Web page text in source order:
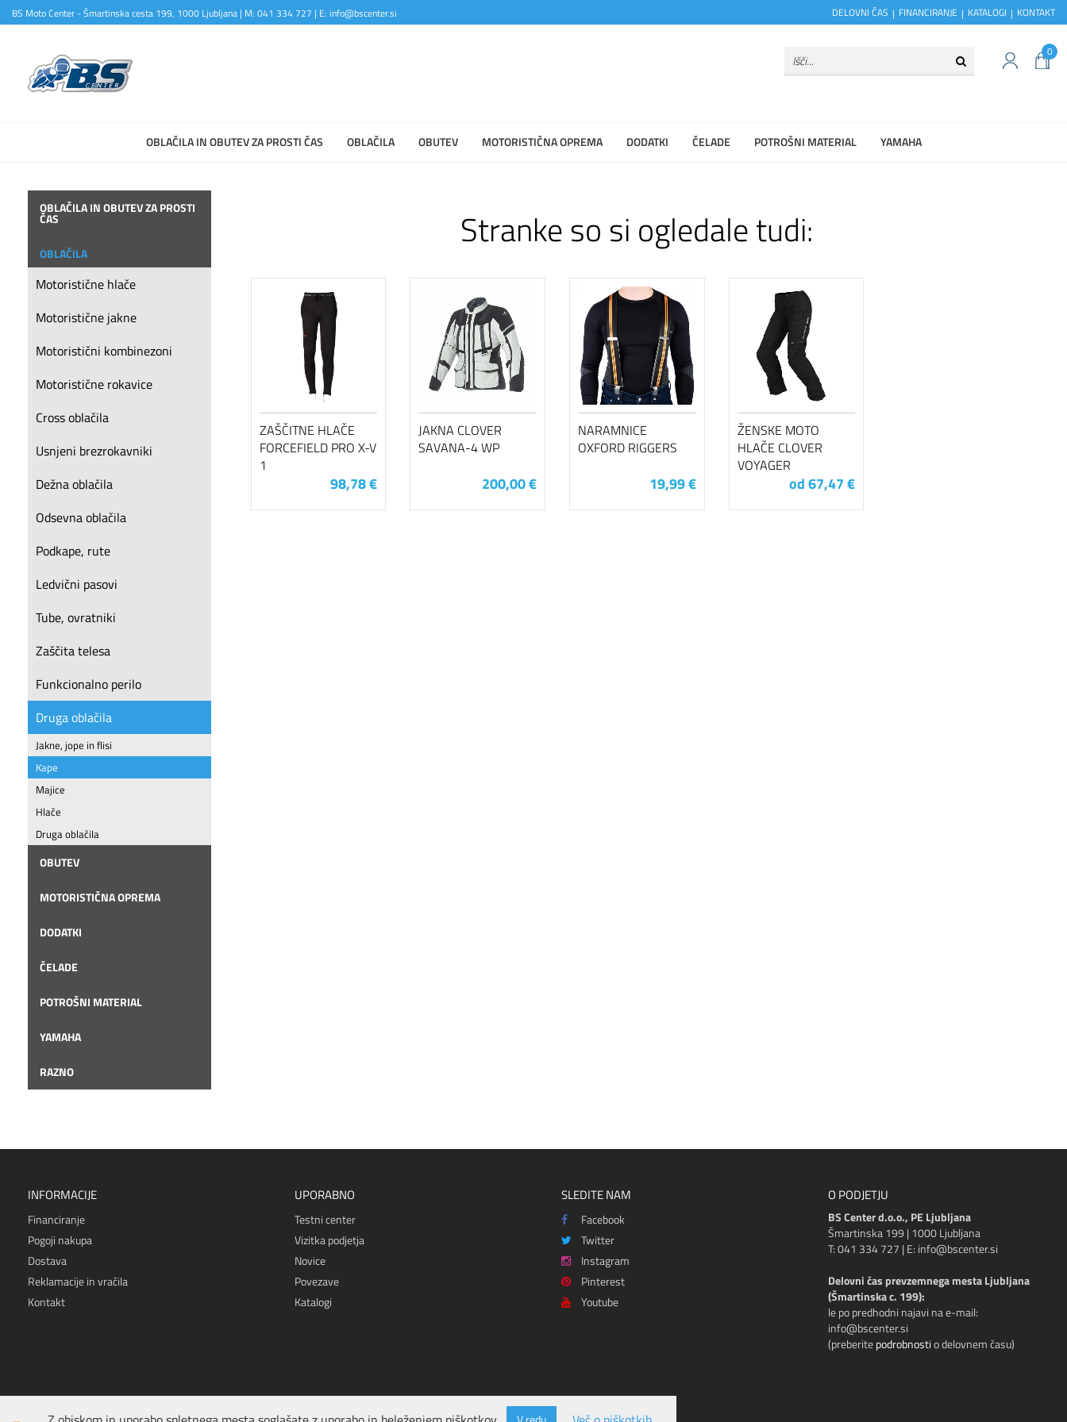
BS Moto Center - Šmartinska cesta 199, 1000 Ljubljana | M: 041 334 727 | E: info@bscenter.si DELOVNI ČAS FINANCIRANJE KATALOGI KONTAKT
0
OBLAČILA IN OBUTEV ZA PROSTI ČAS OBLAČILA OBUTEV MOTORISTIČNA OPREMA DODATKI ČELADE POTROŠNI MATERIAL YAMAHA
OBLAČILA IN OBUTEV ZA PROSTI
ČAS
OBLAČILA
Motoristične hlače
Motoristične jakne
Motoristični kombinezoni
Motoristične rokavice
Cross oblačila
Usnjeni brezrokavniki
Dežna oblačila
Odsevna oblačila
Podkape, rute
Ledvični pasovi
Tube, ovratniki
Zaščita telesa
Funkcionalno perilo
Druga oblačila
Jakne, jope in flisi
Kape
Majice
Hlače
Druga oblačila
OBUTEV
MOTORISTIČNA OPREMA
DODATKI
ČELADE
POTROŠNI MATERIAL
YAMAHA
RAZNO
Stranke so si ogledale tudi:
ZAŠČITNE HLAČE
FORCEFIELD PRO X-V
1
98,78 €
JAKNA CLOVER
SAVANA-4 WP
200,00 €
NARAMNICE
OXFORD RIGGERS
19,99 €
ŽENSKE MOTO
HLAČE CLOVER
VOYAGER
od 67,47 €
INFORMACIJE
Financiranje
Pogoji nakupa
Dostava
Reklamacije in vračila
Kontakt
UPORABNO
Testni center
Vizitka podjetja
Novice
Povezave
Katalogi
SLEDITE NAM
Facebook
Twitter
Instagram
Pinterest
Youtube
O PODJETJU
BS Center d.o.o., PE Ljubljana
Šmartinska 199 | 1000 Ljubljana
T: 041 334 727 | E: info@bscenter.si
Delovni čas prevzemnega mesta Ljubljana
(Šmartinska c. 199):
le po predhodni najavi na e-mail:
info@bscenter.si
(preberitepodrobnostio delovnem času)